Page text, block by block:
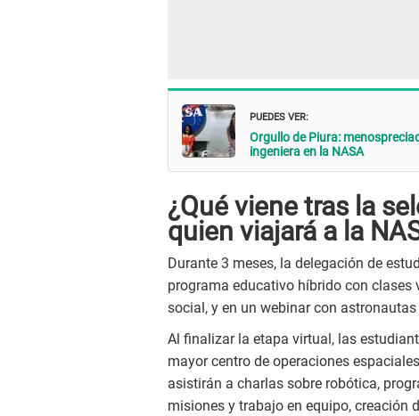
PUEDES VER:
Orgullo de Piura:
ingeniera en la NASA
¿Qué viene tras la
quien viajará a la
Durante 3 meses, la delegación de
programa educativo híbrido con
social, y en un webinar con
Al finalizar la etapa virtual, las
mayor centro de operaciones
asistirán a charlas sobre robótica,
misiones y trabajo en equipo, creación